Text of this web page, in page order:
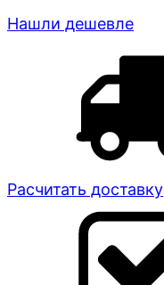
Нашли дешевле
Расчитать доставку